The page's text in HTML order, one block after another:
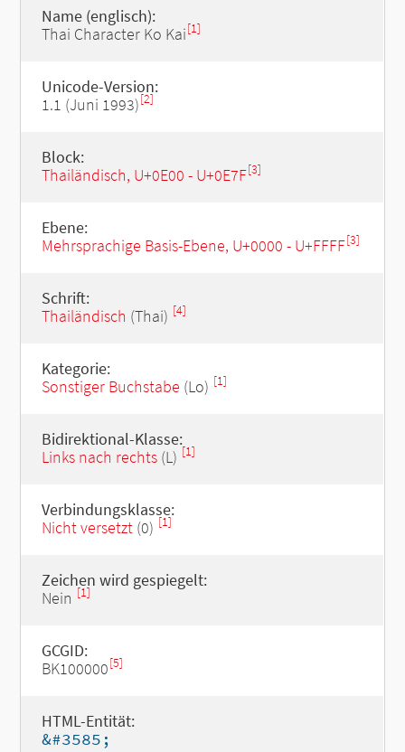
Name (englisch):
Thai Character Ko Kai[1]
Unicode-Version:
1.1 (Juni 1993)[2]
Block:
Thailändisch, U+0E00 - U+0E7F[3]
Ebene:
Mehrsprachige Basis-Ebene, U+0000 - U+FFFF[3]
Schrift:
Thailändisch (Thai) [4]
Kategorie:
Sonstiger Buchstabe (Lo) [1]
Bidirektional-Klasse:
Links nach rechts(L) [1]
Verbindungsklasse:
Nicht versetzt(0) [1]
Zeichen wird gespiegelt:
Nein [1]
GCGID:
BK100000[5]
HTML-Entität:
&#3585;